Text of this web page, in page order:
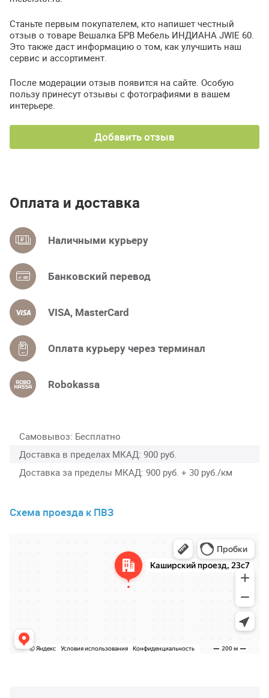
Станьте первым покупателем, кто напишет честный
отзыв о товаре Вешалка БРВ Мебель ИНДИАНА JWIE 60.
Это также даст информацию о том, как улучшить наш
сервис и ассортимент.
После модерации отзыв появится на сайте. Особую
пользу принесут отзывы с фотографиями в вашем
интерьере.
Добавить отзыв
Оплата и доставка
Наличными курьеру
Банковский перевод
VISA, MasterCard
Оплата курьеру через терминал
Robokassa
Самовывоз Бесплатно
Доставка в пределах МКАД 900 руб.
Доставка за пределы МКАД 900 руб. + 30 руб./км
Схема проезда к ПВЗ